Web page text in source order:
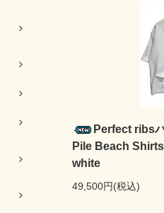
Perfect ribs
Pile Beach
white
49,500円(税込)